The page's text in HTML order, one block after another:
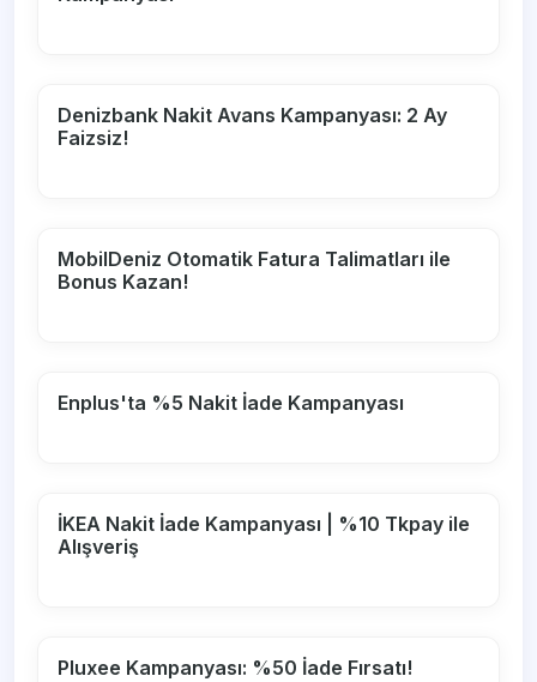
Denizbank Nakit Avans Kampanyası: 2 Ay
Faizsiz!
MobilDeniz Otomatik Fatura Talimatları ile
Bonus Kazan!
Enplus'ta %5 Nakit İade Kampanyası
İKEA Nakit İade Kampanyası | %10 Tkpay ile
Alışveriş
Pluxee Kampanyası: %50 İade Fırsatı!